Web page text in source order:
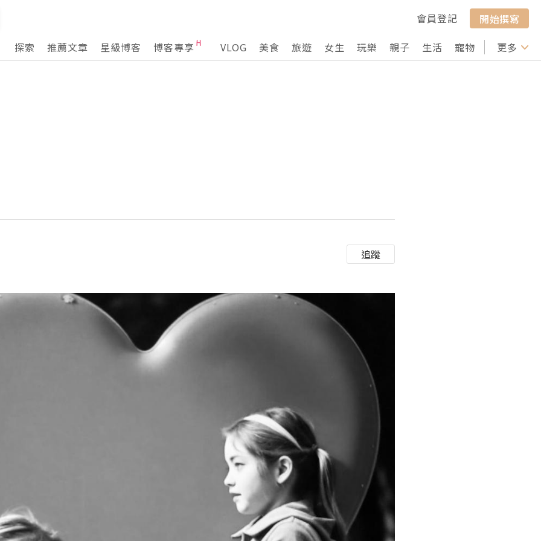
會員登記
開始撰寫
探索
推薦文章 星級博客 博客專享 VLOG 美食 旅遊 女生 玩樂 親子 生活 寵物 行山 打卡
更多
追蹤